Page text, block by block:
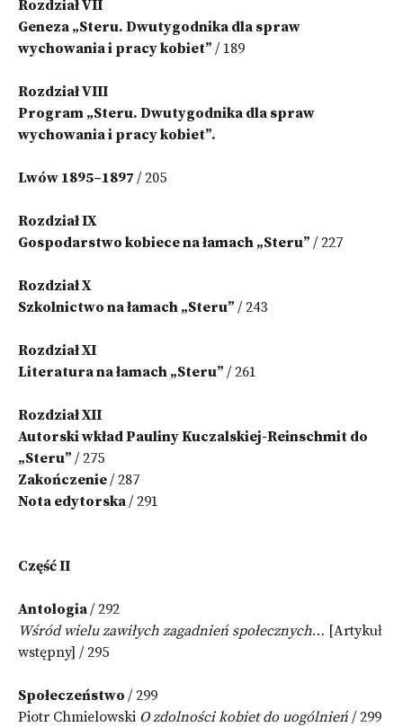
Rozdział VII
Geneza „Steru. Dwutygodnika dla spraw
wychowania i pracy kobiet” / 189
Rozdział VIII
Program „Steru. Dwutygodnika dla spraw
wychowania i pracy kobiet”.
Lwów 1895–1897 / 205
Rozdział IX
Gospodarstwo kobiece na łamach „Steru” / 227
Rozdział X
Szkolnictwo na łamach „Steru” / 243
Rozdział XI
Literatura na łamach „Steru” / 261
Rozdział XII
Autorski wkład Pauliny Kuczalskiej-Reinschmit do
„Steru” / 275
Zakończenie/ 287
Nota edytorska/ 291
Część II
Antologia/ 292
Wśród wielu zawiłych zagadnień społecznych… [Artykuł
wstępny] / 295
Społeczeństwo / 299
Piotr Chmielowski O zdolności kobiet do uogólnień/ 299